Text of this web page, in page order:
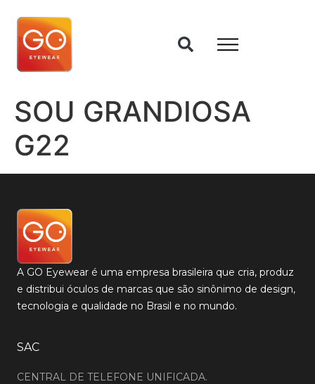
SOU GRANDIOSA
G22
A GO Eyewear é uma empresa brasileira que cria, produz
e distribui óculos de marcas que são sinônimo de design,
tecnologia e qualidade no Brasil e no mundo.
SAC
CENTRAL DE TELEFONE UNIFICADA.